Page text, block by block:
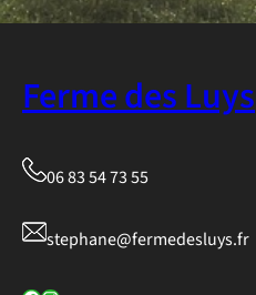
Ferme des Luys
06 83 54 73 55
stephane@fermedesluys.fr